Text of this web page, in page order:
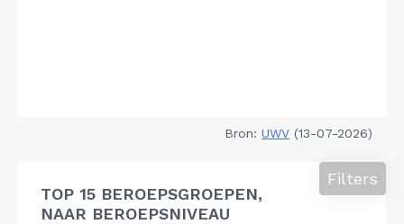
Bron: UWV (13-07-2026)
TOP 15 BEROEPSGROEPEN,
NAAR BEROEPSNIVEAU
Filters